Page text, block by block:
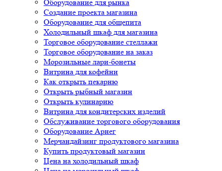
Оборудование для рынка
Создание проекта магазина
Оборудование для общепита
Холодильный шкаф для магазина
Торговое оборудование стеллажи
Торговое оборудование на заказ
Морозильные лари-бонеты
Витрина для кофейни
Как открыть пекарню
Открыть рыбный магазин
Открыть кулинарию
Витрина для кондитерских изделий
Обслуживание торгового оборудования
Оборудование Арнег
Мерчандайзинг продуктового магазина
Купить продуктовый магазин
Цена на холодильный шкаф